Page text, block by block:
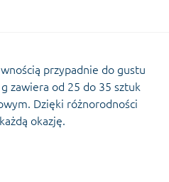
przypadnie do gustu
zawiera od 25 do 35 sztuk
Dzięki różnorodności
okazję.